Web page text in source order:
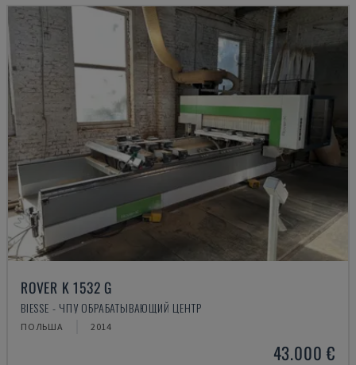
ROVER K 1532 G
BIESSE - ЧПУ ОБРАБАТЫВАЮЩИЙ ЦЕНТР
ПОЛЬША 2014
43.000 €